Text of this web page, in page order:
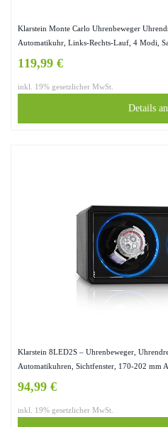
Klarstein Monte Carlo Uhrenbeweger
Automatikuhr, Links-Rechts-Lauf, 4 Modi,
119,99 €
inkl. 19% gesetzlicher MwSt.
Details
Klarstein 8LED2S – Uhrenbeweger,
Automatikuhren, Sichtfenster, 170-202 mm
94,99 €
inkl. 19% gesetzlicher MwSt.